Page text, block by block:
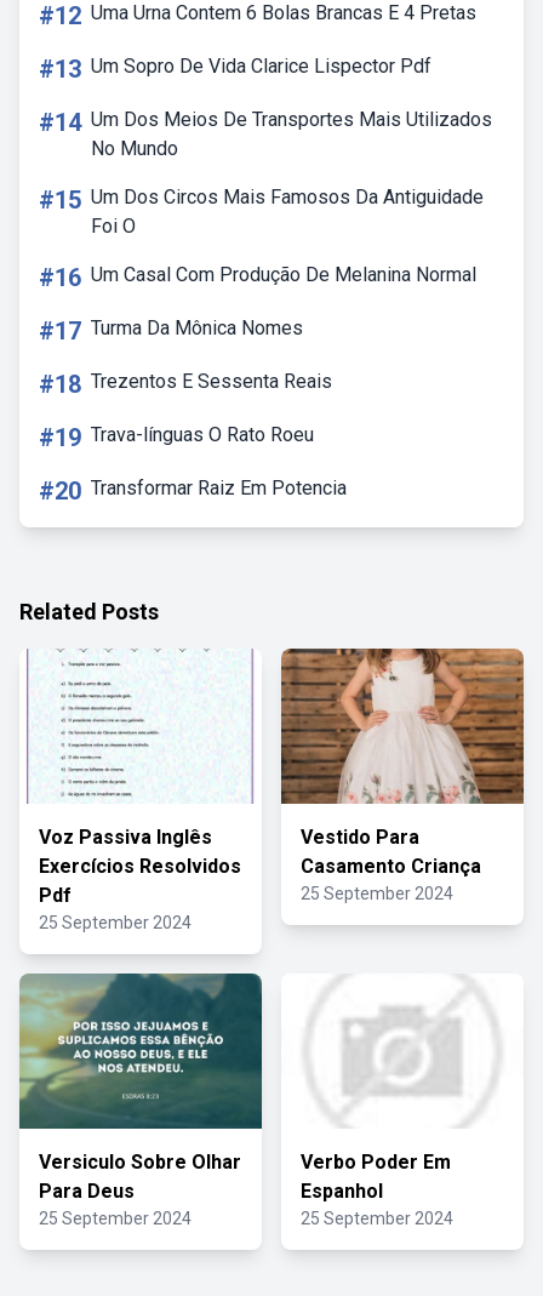
#12 Uma Urna Contem 6 Bolas Brancas E 4 Pretas
#13 Um Sopro De Vida Clarice Lispector Pdf
#14 Um Dos Meios De Transportes Mais Utilizados
No Mundo
#15 Um Dos Circos Mais Famosos Da Antiguidade
Foi O
#16 Um Casal Com Produção De Melanina Normal
#17 Turma Da Mônica Nomes
#18 Trezentos E Sessenta Reais
#19 Trava-línguas O Rato Roeu
#20 Transformar Raiz Em Potencia
Related Posts
Voz Passiva Inglês
Exercícios Resolvidos
Pdf
25 September 2024
Vestido Para
Casamento Criança
25 September 2024
Versiculo Sobre Olhar
Para Deus
25 September 2024
Verbo Poder Em
Espanhol
25 September 2024